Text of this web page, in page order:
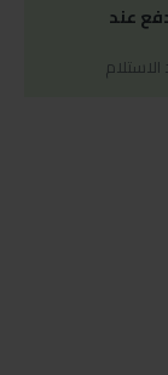
عند